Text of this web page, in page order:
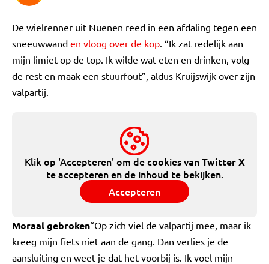
De wielrenner uit Nuenen reed in een afdaling tegen een
sneeuwwand en vloog over de kop. “Ik zat redelijk aan
mijn limiet op de top. Ik wilde wat eten en drinken, volg
de rest en maak een stuurfout”, aldus Kruijswijk over zijn
valpartij.
Klik op 'Accepteren' om de cookies vanTwitter X
te accepteren en de inhoud te bekijken.
Accepteren
Moraal gebroken“Op zich viel de valpartij mee, maar ik
kreeg mijn fiets niet aan de gang. Dan verlies je de
aansluiting en weet je dat het voorbij is. Ik voel mijn